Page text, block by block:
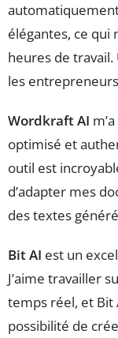
élégantes, ce qui
heures de
les
Wordkraft AI
optimisé et
outil est
d’adapter mes
des textes
Bit AI est un
J’aime travailler
temps réel, et Bit
possibilité de